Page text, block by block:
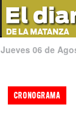
Jueves 06 de
CRONOGRAMA